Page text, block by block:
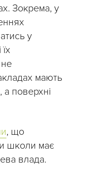
Зокрема, у
у
мають
а поверхні
, що
школи має
влада.